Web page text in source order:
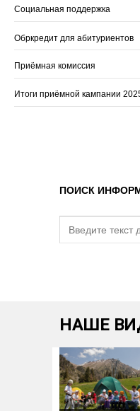
Социальная поддержка
Обркредит для абитуриентов
Приёмная комиссия
Итоги приёмной кампании
ПОИСК
НАШЕ